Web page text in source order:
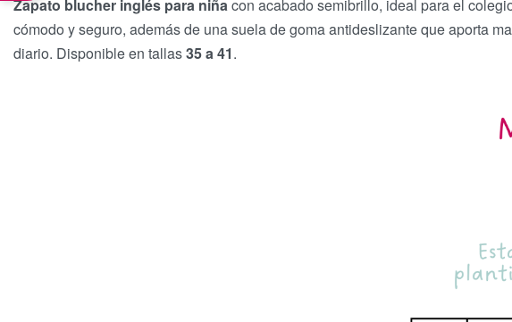
Zapato blucher inglés para niñacon acabado semibrillo, ideal para el
cómodo y seguro, además de una suela de goma antideslizante que aporta
diario. Disponible en tallas35 a 41.